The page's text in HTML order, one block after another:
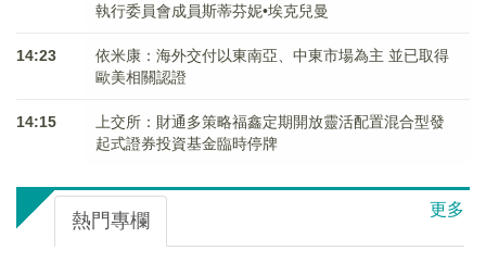
執行委員會成員斯蒂芬妮•埃克兒曼
14:23
依米康：海外交付以東南亞、中東市場為主 並已取得
歐美相關認證
14:15
上交所：財通多策略福鑫定期開放靈活配置混合型發
起式證券投資基金臨時停牌
更多
熱門專欄